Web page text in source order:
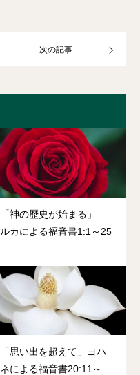
次の記事
「神の歴史が始まる」
ルカによる福音書1:1～25
「思い出を超えて」ヨハ
ネによる福音書20:11～